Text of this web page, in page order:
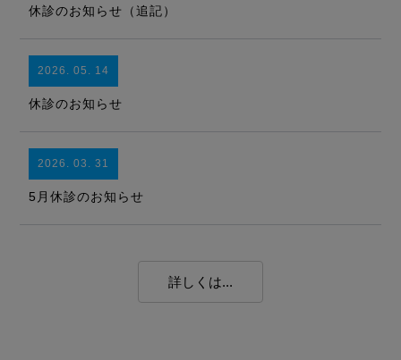
休診のお知らせ（追記）
2026. 05. 14
休診のお知らせ
2026. 03. 31
5月休診のお知らせ
詳しくは...